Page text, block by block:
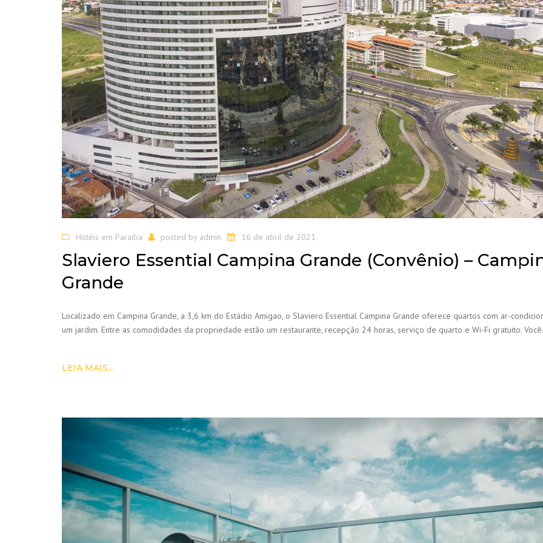
Hotéis em Paraíba posted by admin 16 de abril de 2021
Slaviero Essential Campina Grande (Convênio) –
Grande
Localizado em Campina Grande, a 3,6 km do Estádio Amigao, o Slaviero Essential Campina Grande oferece quartos com ar-
um jardim. Entre as comodidades da propriedade estão um restaurante, recepção 24 horas, serviço de quarto e Wi-Fi gratuito.
LEIA MAIS...